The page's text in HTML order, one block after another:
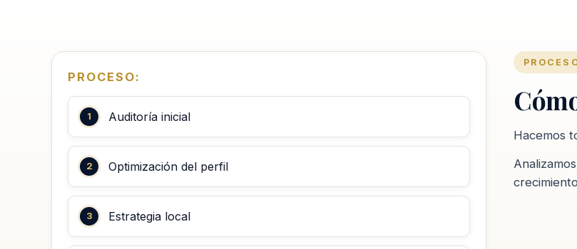
PROCESO:
Auditoría inicial
Optimización del perfil
Estrategia local
Hacemos